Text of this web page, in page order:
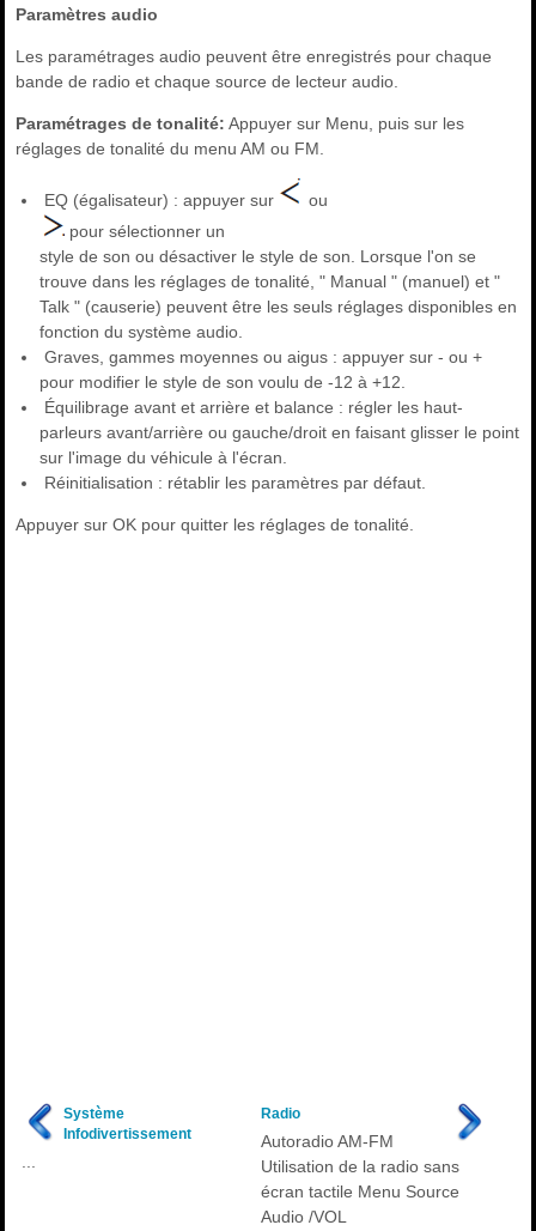
Paramètres audio
Les paramétrages audio peuvent être enregistrés pour chaque
bande de radio et chaque source de lecteur audio.
Paramétrages de tonalité: Appuyer sur Menu, puis sur les
réglages de tonalité du menu AM ou FM.
EQ (égalisateur) : appuyer sur
ou
pour sélectionner un
style de son ou désactiver le style de son. Lorsque l'on se
trouve dans les réglages de tonalité, " Manual " (manuel) et "
Talk " (causerie) peuvent être les seuls réglages disponibles en
fonction du système audio.
Graves, gammes moyennes ou aigus : appuyer sur - ou +
pour modifier le style de son voulu de -12 à +12.
Équilibrage avant et arrière et balance : régler les haut-
parleurs avant/arrière ou gauche/droit en faisant glisser le point
sur l'image du véhicule à l'écran.
Réinitialisation : rétablir les paramètres par défaut.
Appuyer sur OK pour quitter les réglages de tonalité.
Système
Infodivertissement
Radio
Autoradio AM-FM
Utilisation de la radio sans
écran tactile Menu Source
Audio /VOL